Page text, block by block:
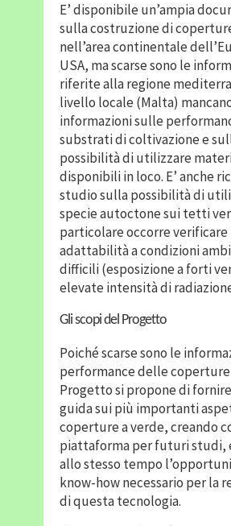
E’ disponibile un’ampia
sulla costruzione di
nell’area continentale
USA, ma scarse sono le
riferite alla regione
livello locale (Malta)
informazioni sulle
substrati di coltivazione e
possibilità di utilizzare
disponibili in loco. E’ anche
studio sulla possibilità di
specie autoctone sui tetti
particolare occorre verificare
adattabilità a condizioni
difficili (esposizione a forti
elevate intensità di
Gli scopi del Progetto
Poiché scarse sono le
performance delle
Progetto si propone di
guida sui più importanti
coperture a verde, creando
piattaforma per futuri studi,
allo stesso tempo
know-how necessario per la
di questa tecnologia.